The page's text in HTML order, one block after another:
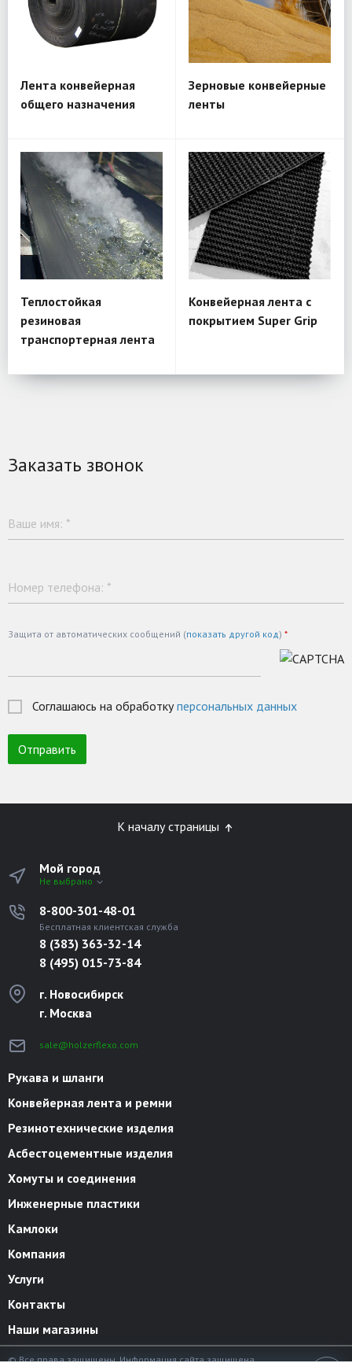
Лента конвейерная
общего назначения
Зерновые конвейерные
ленты
Теплостойкая
резиновая
транспортерная лента
Конвейерная лента с
покрытием Super Grip
Заказать звонок
Ваше имя: *
Номер телефона: *
Защита от автоматических сообщений (показать другой код) *
Соглашаюсь на обработкуперсональных данных
К началу страницы
Мой город
Не выбрано
8-800-301-48-01
Бесплатная клиентская служба
8 (383) 363-32-14
8 (495) 015-73-84
г. Новосибирск
г. Москва
sale@holzerflexo.com
Рукава и шланги
Конвейерная лента и ремни
Резинотехнические изделия
Асбестоцементные изделия
Хомуты и соединения
Инженерные пластики
Камлоки
Компания
Услуги
Контакты
Наши магазины
© Все права защищены. Информация сайта защищена